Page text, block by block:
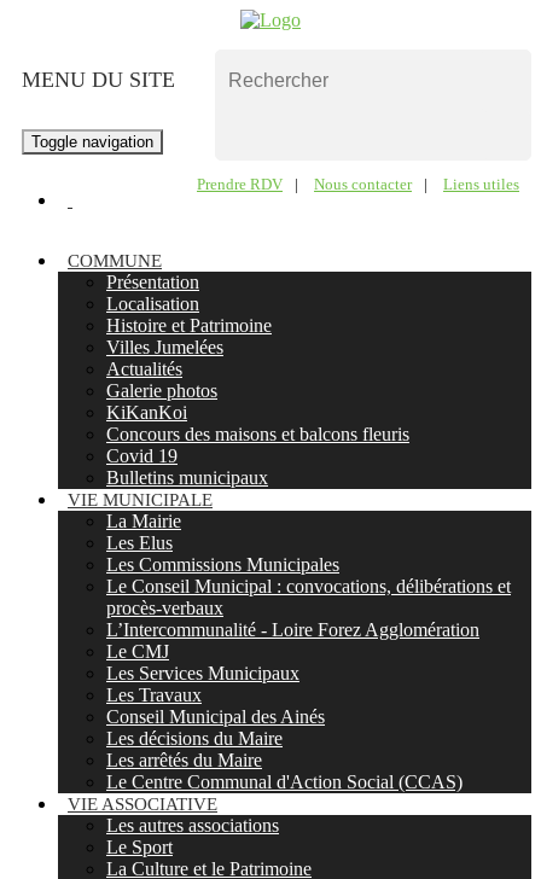
Prendre RDV | Nous contacter | Liens utiles
MENU DU SITE
Toggle navigation
COMMUNE
Présentation
Localisation
Histoire et Patrimoine
Villes Jumelées
Actualités
Galerie photos
KiKanKoi
Concours des maisons et balcons fleuris
Covid 19
Bulletins municipaux
VIE MUNICIPALE
La Mairie
Les Elus
Les Commissions Municipales
Le Conseil Municipal : convocations, délibérations et
procès-verbaux
L’Intercommunalité - Loire Forez Agglomération
Le CMJ
Les Services Municipaux
Les Travaux
Conseil Municipal des Ainés
Les décisions du Maire
Les arrêtés du Maire
Le Centre Communal d'Action Social (CCAS)
VIE ASSOCIATIVE
Les autres associations
Le Sport
La Culture et le Patrimoine